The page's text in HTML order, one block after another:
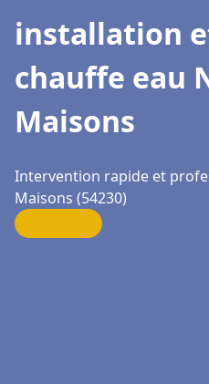
installation
chauffe eau
Maisons
Intervention rapide et
Maisons (54230)